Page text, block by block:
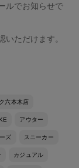
ルでお知らせで
ただけます。
六本木店
アウター
ズ スニーカー
カジュアル